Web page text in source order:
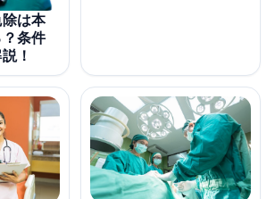
は本
条件
！